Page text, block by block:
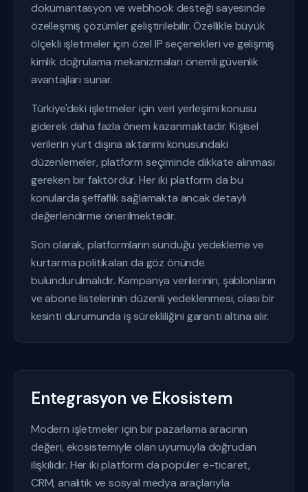
dokümantasyon ve webhook desteği sayesinde
özelleşmiş çözümler geliştirilebilir. Özellikle büyük
ölçekli işletmeler için özel IP seçenekleri ve gelişmiş
kimlik doğrulama mekanizmaları önemli güvenlik
avantajları sunar.
Türkiye'deki işletmeler için veri yerleşimi konusu
giderek daha fazla önem kazanmaktadır. Kişisel
verilerin yurt dışına aktarımı konusundaki
düzenlemeler, platform seçiminde dikkate alınması
gereken bir faktördür. Her iki platform da bu
konularda şeffaflık sağlamakta ancak detaylı
değerlendirme önerilmektedir.
Son olarak, platformların sunduğu yedekleme ve
kurtarma politikaları da göz önünde
bulundurulmalıdır. Kampanya verilerinin, şablonların
ve abone listelerinin düzenli yedeklenmesi, olası bir
kesinti durumunda iş sürekliliğini garanti altına alır.
Entegrasyon ve Ekosistem
Modern işletmeler için bir pazarlama aracının
değeri, ekosistemiyle olan uyumuyla doğrudan
ilişkilidir. Her iki platform da popüler e-ticaret,
CRM, analitik ve sosyal medya araçlarıyla